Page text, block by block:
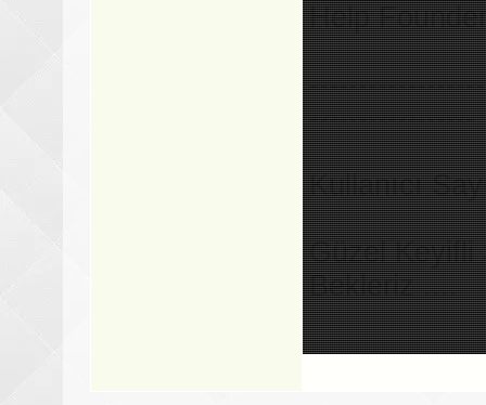
Help
-----------------
Kullanıcı
Güzel Keyifli
Bekleriz ....